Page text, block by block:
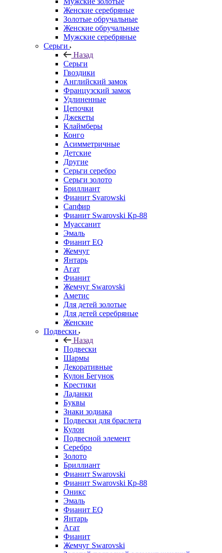
Женские серебряные
Золотые обручальные
Женские обручальные
Мужские серебряные
Серьги
Назад
Серьги
Гвоздики
Английский замок
Французский замок
Удлиненные
Цепочки
Джекеты
Клаймберы
Конго
Асимметричные
Детские
Другие
Серьги серебро
Серьги золото
Бриллиант
Фианит Svarowski
Сапфир
Фианит Swarovski Кр-88
Муассанит
Эмаль
Фианит EQ
Жемчуг
Янтарь
Агат
Фианит
Жемчуг Swarovski
Аметис
Для детей золотые
Для детей серебряные
Женские
Подвески
Назад
Подвески
Шармы
Декоративные
Кулон Бегунок
Крестики
Ладанки
Буквы
Знаки зодиака
Подвески для браслета
Кулон
Подвесной элемент
Серебро
Золото
Бриллиант
Фианит Swarovski
Фианит Swarovski Кр-88
Оникс
Эмаль
Фианит EQ
Янтарь
Агат
Фианит
Жемчуг Swarovski